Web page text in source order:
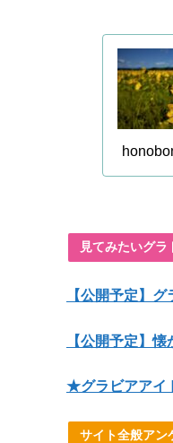
見てみたいグラ
【公開予定】
【公開予定】
★グラビアアイ
サイト全般アン